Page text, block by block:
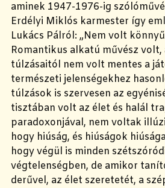
aminek 1947-1976-ig
Erdélyi Miklós karmester így
Lukács Pálról: „Nem volt
Romantikus alkatú művész
túlzásaitól nem volt mentes a
természeti jelenségekhez
túlzások is szervesen az
tisztában volt az élet és halál
paradoxonjával, nem voltak
hogy hiúság, és hiúságok
hogy végül is minden
végtelenségben, de amikor
derűvel, az élet szeretetét, a